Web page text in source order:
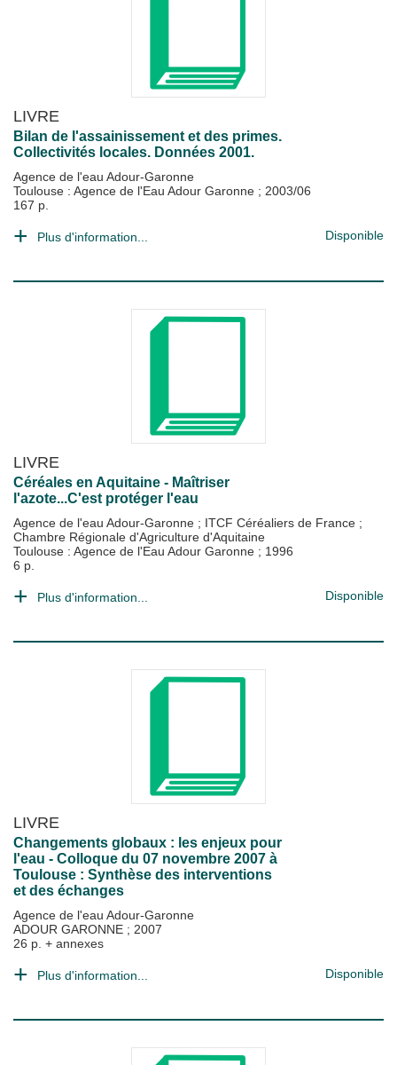
LIVRE
Bilan de l'assainissement et des primes.
Collectivités locales. Données 2001.
Agence de l'eau Adour-Garonne
Toulouse : Agence de l'Eau Adour Garonne ; 2003/06
167 p.
Plus d'information... Disponible
LIVRE
Céréales en Aquitaine - Maîtriser
l'azote...C'est protéger l'eau
Agence de l'eau Adour-Garonne ; ITCF Céréaliers de France ;
Chambre Régionale d'Agriculture d'Aquitaine
Toulouse : Agence de l'Eau Adour Garonne ; 1996
6 p.
Plus d'information... Disponible
LIVRE
Changements globaux : les enjeux pour
l'eau - Colloque du 07 novembre 2007 à
Toulouse : Synthèse des interventions
et des échanges
Agence de l'eau Adour-Garonne
ADOUR GARONNE ; 2007
26 p. + annexes
Plus d'information... Disponible